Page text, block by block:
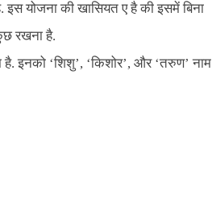
योजना की खासियत ए है की इसमें बिना
रखना है.
इनको ‘शिशु’, ‘किशोर’, और ‘तरुण’ नाम